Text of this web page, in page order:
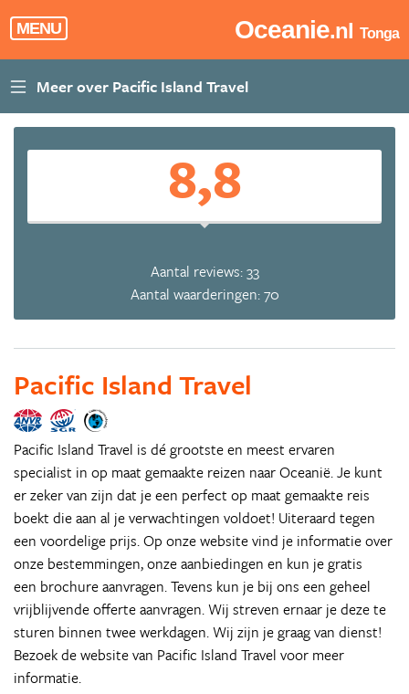
MENU Oceanie.nl Tonga
8,8
Aantal reviews: 33
Aantal waarderingen: 70
Pacific Island Travel
Pacific Island Travel is dé grootste en meest ervaren
specialist in op maat gemaakte reizen naar Oceanië. Je kunt
er zeker van zijn dat je een perfect op maat gemaakte reis
boekt die aan al je verwachtingen voldoet! Uiteraard tegen
een voordelige prijs. Op onze website vind je informatie over
onze bestemmingen, onze aanbiedingen en kun je gratis
een brochure aanvragen. Tevens kun je bij ons een geheel
vrijblijvende offerte aanvragen. Wij streven ernaar je deze te
sturen binnen twee werkdagen. Wij zijn je graag van dienst!
Bezoek de website van Pacific Island Travel voor meer
informatie.